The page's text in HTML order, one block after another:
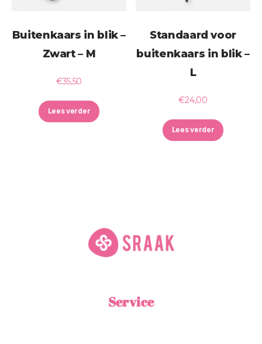
Buitenkaars in blik –
Zwart – M
€35,50
Lees verder
Standaard voor
buitenkaars in blik –
L
€24,00
Lees verder
Service